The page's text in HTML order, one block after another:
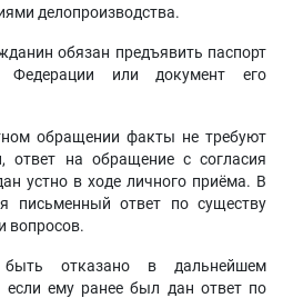
делопроизводства.
обязан предъявить паспорт
Федерации или документ его
обращении факты не требуют
ответ на обращение с согласия
устно в ходе личного приёма. В
письменный ответ по существу
вопросов.
отказано в дальнейшем
если ему ранее был дан ответ по